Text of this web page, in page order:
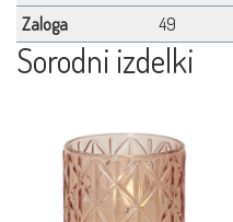
Zaloga
49
Sorodni izdelki